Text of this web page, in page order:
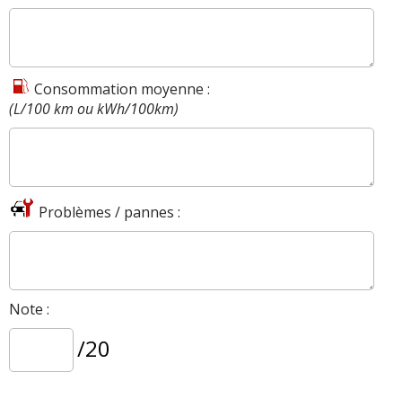
Consommation moyenne :
(L/100 km ou kWh/100km)
Problèmes / pannes :
Note :
/20